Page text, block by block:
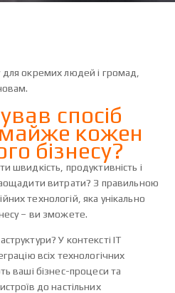
окремих людей і громад,
спосіб
кожен
бізнесу?
швидкість, продуктивність і
витрати? З правильною
технологій, яка унікально
– ви зможете.
У контексті ІТ
всіх технологічних
ваші бізнес-процеси та
до настільних